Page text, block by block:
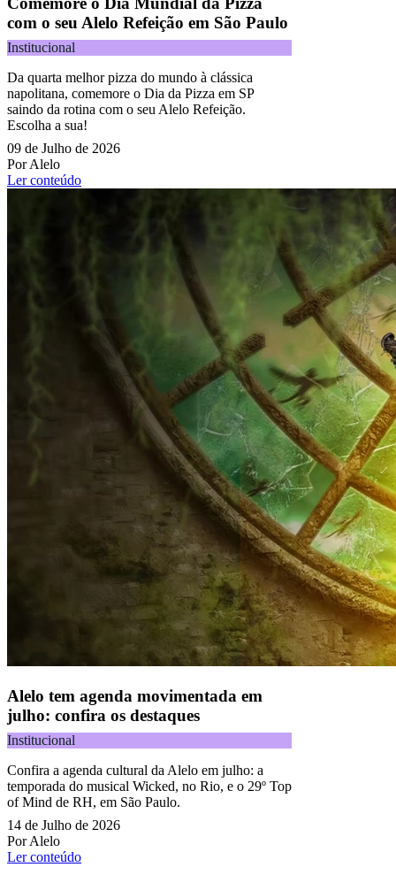
com o seu Alelo Refeição em São Paulo
Institucional
Da quarta melhor pizza do mundo à clássica
napolitana, comemore o Dia da Pizza em SP
saindo da rotina com o seu Alelo Refeição.
Escolha a sua!
09 de Julho de 2026
Por Alelo
Ler conteúdo
Alelo tem agenda movimentada em
julho: confira os destaques
Institucional
Confira a agenda cultural da Alelo em julho: a
temporada do musical Wicked, no Rio, e o 29º Top
of Mind de RH, em São Paulo.
14 de Julho de 2026
Por Alelo
Ler conteúdo